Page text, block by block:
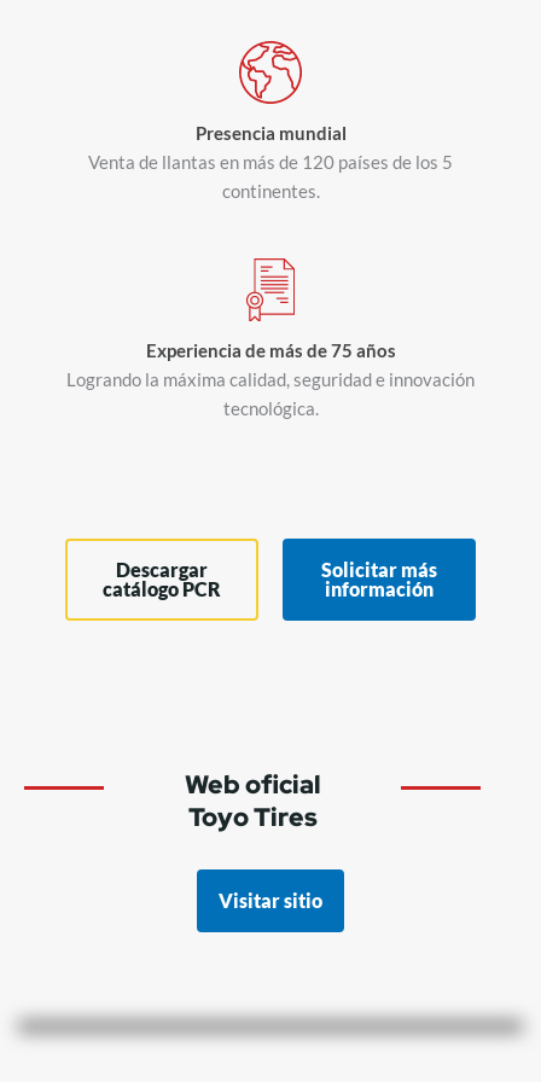
Presencia mundial
Venta de llantas en más de 120 países de los 5
continentes.
Experiencia de más de 75 años
Logrando la máxima calidad, seguridad e innovación
tecnológica.
Descargar
catálogo PCR
Solicitar más
información
Web oficial
Toyo Tires
Visitar sitio